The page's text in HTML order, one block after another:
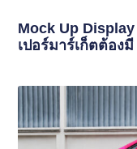
Mock Up
เปอร์มาร์เก็ตต้องมี